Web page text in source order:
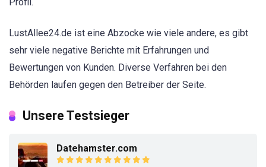
LustAllee24.de ist eine Abzocke wie viele andere, es gibt
sehr viele negative Berichte mit Erfahrungen und
Bewertungen von Kunden. Diverse Verfahren bei den
Behörden laufen gegen den Betreiber der Seite.
Unsere Testsieger
Datehamster.com